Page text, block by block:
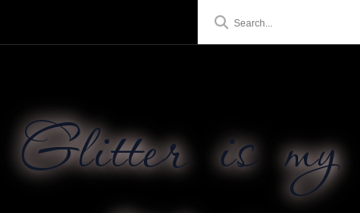
Glitter is my